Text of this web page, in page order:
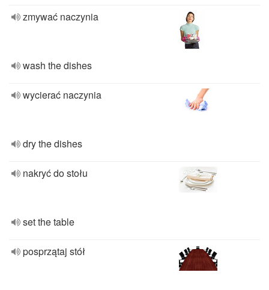
zmywać naczynia
wash the dishes
wycierać naczynia
dry the dishes
nakryć do stołu
set the table
posprzątaj stół